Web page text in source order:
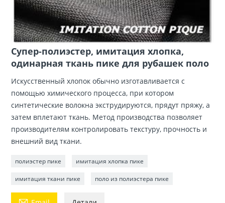
Супер-полиэстер, имитация хлопка,
одинарная ткань пике для рубашек поло
Искусственный хлопок обычно изготавливается с
помощью химического процесса, при котором
синтетические волокна экструдируются, прядут пряжу, а
затем вплетают ткань. Метод производства позволяет
производителям контролировать текстуру, прочность и
внешний вид ткани.
полиэстер пике имитация хлопка пике
имитация ткани пике поло из полиэстера пике